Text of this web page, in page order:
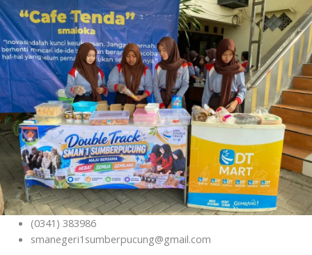
(0341) 383986
smanegeri1sumberpucung@gmail.com